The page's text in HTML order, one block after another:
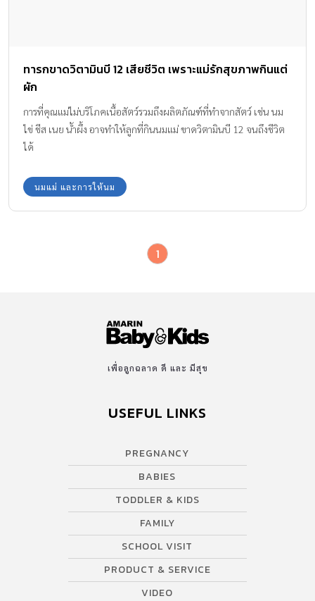
ทารกขาดวิตามินบี 12 เสียชีวิต เพราะแม่รักสุขภาพกินแต่
ผัก
การที่คุณแม่ไม่บริโภคเนื้อสัตว์รวมถึงผลิตภัณฑ์ที่ทำจากสัตว์ เช่น นม
ไข่ ชีส เนย น้ำผึ้ง อาจทำให้ลูกที่กินนมแม่ ขาดวิตามินบี 12 จนถึงชีวิต
ได้
นมแม่ และการให้นม
1
เพื่อลูกฉลาด ดี และ มีสุข
USEFUL LINKS
PREGNANCY
BABIES
TODDLER & KIDS
FAMILY
SCHOOL VISIT
PRODUCT & SERVICE
VIDEO